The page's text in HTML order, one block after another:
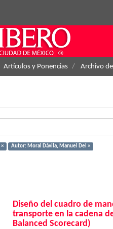
Artículos y Ponencias Archivo
Autor: Moral Dávila, Manuel Del ×
Diseño del cuadro de
transporte en la cadena
Balanced Scorecard)